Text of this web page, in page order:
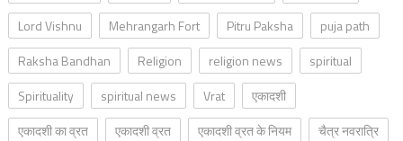
Lord Vishnu
Mehrangarh Fort Pitru Paksha
puja path
Raksha Bandhan
Religion religion news
spiritual
Spirituality
spiritual news Vrat
एकादशी
एकादशी का व्रत
एकादशी व्रत एकादशी व्रत के नियम
चैत्र नवरात्रि